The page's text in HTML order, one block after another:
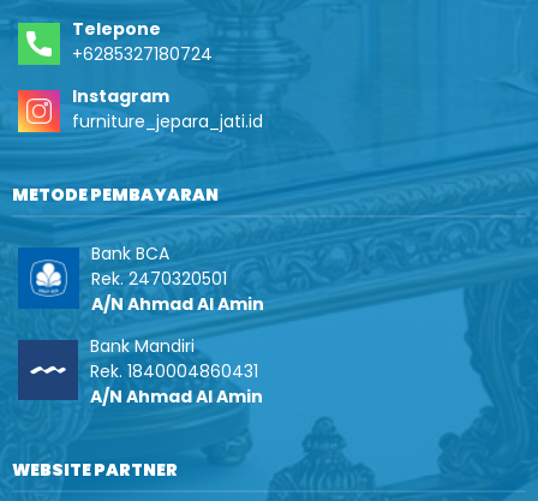
Telepone
+6285327180724
Instagram
furniture_jepara_jati.id
METODE PEMBAYARAN
Bank BCA
Rek. 2470320501
A/N Ahmad Al Amin
Bank Mandiri
Rek. 1840004860431
A/N Ahmad Al Amin
WEBSITE PARTNER